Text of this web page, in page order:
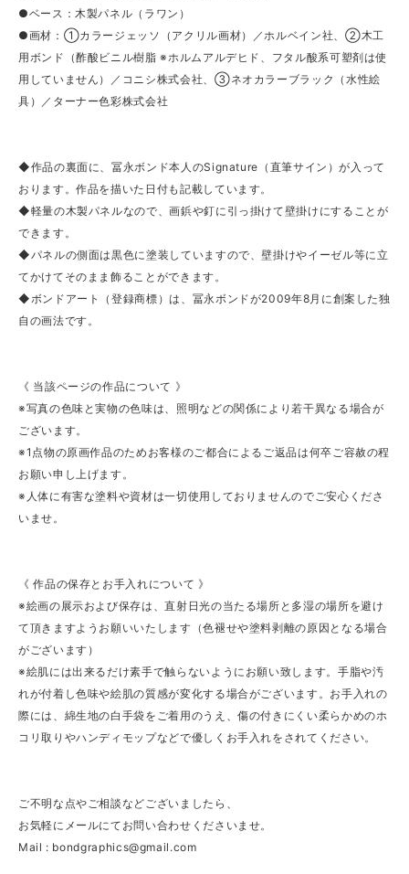
●ベース：木製パネル（ラワン）
●画材：①カラージェッソ（アクリル画材）／ホルベイン社、②木工
用ボンド（酢酸ビニル樹脂 ※ホルムアルデヒド、フタル酸系可塑剤は使
用していません）／コニシ株式会社、③ネオカラーブラック（水性絵
具）／ターナー色彩株式会社
◆作品の裏面に、冨永ボンド本人のSignature（直筆サイン）が入って
おります。作品を描いた日付も記載しています。
◆軽量の木製パネルなので、画鋲や釘に引っ掛けて壁掛けにすることが
できます。
◆パネルの側面は黒色に塗装していますので、壁掛けやイーゼル等に立
てかけてそのまま飾ることができます。
◆ボンドアート（登録商標）は、冨永ボンドが2009年8月に創案した独
自の画法です。
《 当該ページの作品について 》
※写真の色味と実物の色味は、照明などの関係により若干異なる場合が
ございます。
※1点物の原画作品のためお客様のご都合によるご返品は何卒ご容赦の程
お願い申し上げます。
※人体に有害な塗料や資材は一切使用しておりませんのでご安心くださ
いませ。
《 作品の保存とお手入れについて 》
※絵画の展示および保存は、直射日光の当たる場所と多湿の場所を避け
て頂きますようお願いいたします（色褪せや塗料剥離の原因となる場合
がございます）
※絵肌には出来るだけ素手で触らないようにお願い致します。手脂や汚
れが付着し色味や絵肌の質感が変化する場合がございます。お手入れの
際には、綿生地の白手袋をご着用のうえ、傷の付きにくい柔らかめのホ
コリ取りやハンディモップなどで優しくお手入れをされてください。
ご不明な点やご相談などございましたら、
お気軽にメールにてお問い合わせくださいませ。
Mail : bondgraphics@gmail.com